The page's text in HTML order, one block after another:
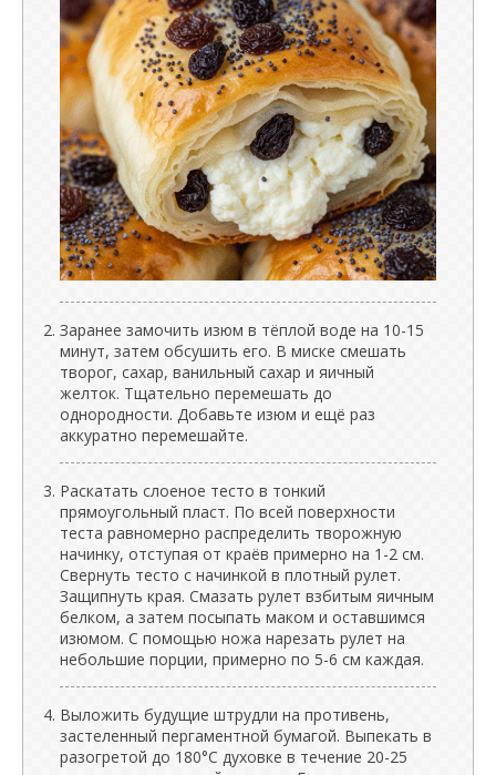
Заранее замочить изюм в тёплой воде на 10-15
минут, затем обсушить его. В миске смешать
творог, сахар, ванильный сахар и яичный
желток. Тщательно перемешать до
однородности. Добавьте изюм и ещё раз
аккуратно перемешайте.
Раскатать слоеное тесто в тонкий
прямоугольный пласт. По всей поверхности
теста равномерно распределить творожную
начинку, отступая от краёв примерно на 1-2 см.
Свернуть тесто с начинкой в плотный рулет.
Защипнуть края. Смазать рулет взбитым яичным
белком, а затем посыпать маком и оставшимся
изюмом. С помощью ножа нарезать рулет на
небольшие порции, примерно по 5-6 см каждая.
Выложить будущие штрудли на противень,
застеленный пергаментной бумагой. Выпекать в
разогретой до 180°C духовке в течение 20-25